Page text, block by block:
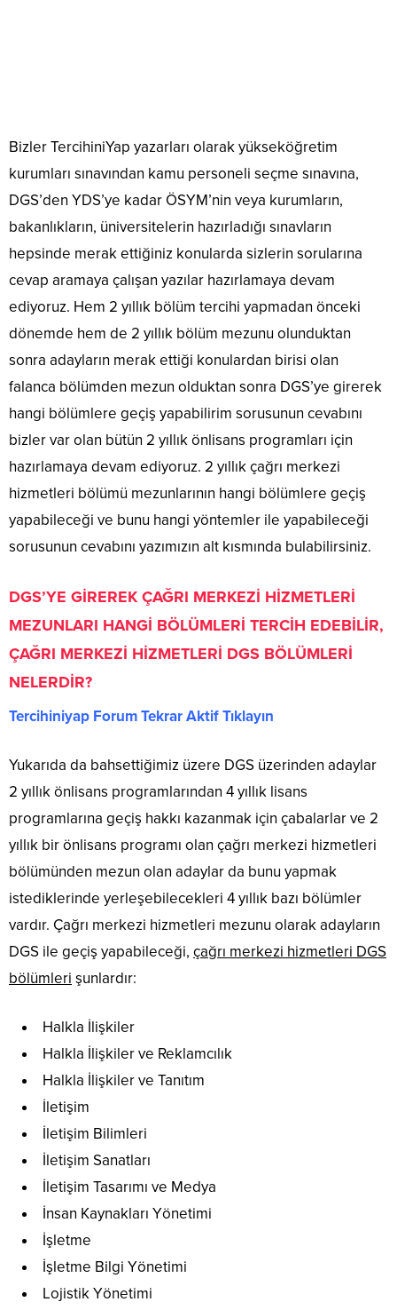
Bizler TercihiniYap yazarları olarak yükseköğretim
kurumları sınavından kamu personeli seçme sınavına,
DGS’den YDS’ye kadar ÖSYM’nin veya kurumların,
bakanlıkların, üniversitelerin hazırladığı sınavların
hepsinde merak ettiğiniz konularda sizlerin sorularına
cevap aramaya çalışan yazılar hazırlamaya devam
ediyoruz. Hem 2 yıllık bölüm tercihi yapmadan önceki
dönemde hem de 2 yıllık bölüm mezunu olunduktan
sonra adayların merak ettiği konulardan birisi olan
falanca bölümden mezun olduktan sonra DGS’ye girerek
hangi bölümlere geçiş yapabilirim sorusunun cevabını
bizler var olan bütün 2 yıllık önlisans programları için
hazırlamaya devam ediyoruz. 2 yıllık çağrı merkezi
hizmetleri bölümü mezunlarının hangi bölümlere geçiş
yapabileceği ve bunu hangi yöntemler ile yapabileceği
sorusunun cevabını yazımızın alt kısmında bulabilirsiniz.
DGS’YE GİREREK ÇAĞRI MERKEZİ HİZMETLERİ
MEZUNLARI HANGİ BÖLÜMLERİ TERCİH EDEBİLİR,
ÇAĞRI MERKEZİ HİZMETLERİ DGS BÖLÜMLERİ
NELERDİR?
Tercihiniyap Forum Tekrar Aktif Tıklayın
Yukarıda da bahsettiğimiz üzere DGS üzerinden adaylar
2 yıllık önlisans programlarından 4 yıllık lisans
programlarına geçiş hakkı kazanmak için çabalarlar ve 2
yıllık bir önlisans programı olan çağrı merkezi hizmetleri
bölümünden mezun olan adaylar da bunu yapmak
istediklerinde yerleşebilecekleri 4 yıllık bazı bölümler
vardır. Çağrı merkezi hizmetleri mezunu olarak adayların
DGS ile geçiş yapabileceği, çağrı merkezi hizmetleri DGS
bölümleri şunlardır:
Halkla İlişkiler
Halkla İlişkiler ve Reklamcılık
Halkla İlişkiler ve Tanıtım
İletişim
İletişim Bilimleri
İletişim Sanatları
İletişim Tasarımı ve Medya
İnsan Kaynakları Yönetimi
İşletme
İşletme Bilgi Yönetimi
Lojistik Yönetimi